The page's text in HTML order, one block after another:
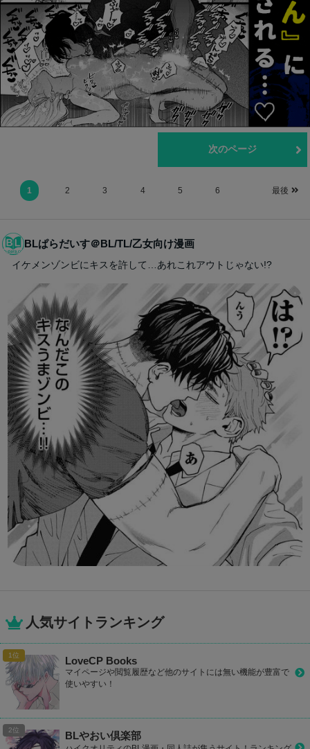
次のページ
1 2 3 4 5 6 最後
BLぱらだいす＠BL/TL/乙女向け漫画
イケメンゾンビにキスを許して…あれこれアウトじゃない!?
人気サイトランキング
LoveCP Books
マイページや閲覧履歴など他のサイトには無い機能が豊富で
使いやすい！
BLやおい倶楽部